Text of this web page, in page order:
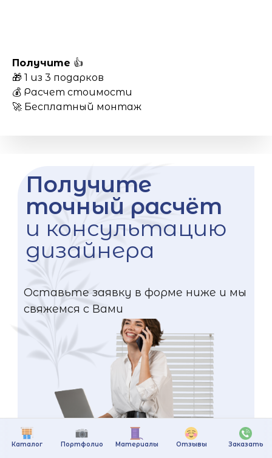
Каталог Портфолио Материалы Отзывы Заказать
Получите 👍
🎁 1 из 3 подарков
💰 Расчет стоимости
🚀 Бесплатный монтаж
Получите
точный расчёт
и консультацию
дизайнера
Оставьте заявку в форме ниже и мы
свяжемся с Вами